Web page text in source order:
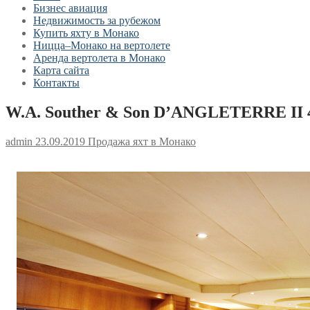
Бизнес авиация
Недвижимость за рубежом
Купить яхту в Монако
Ницца–Монако на вертолете
Аренда вертолета в Монако
Карта сайта
Контакты
W.A. Souther & Son D’ANGLETERRE II
admin 23.09.2019 Продажа яхт в Монако